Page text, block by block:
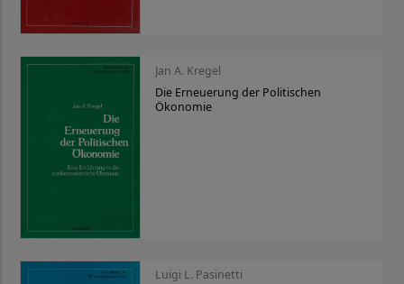
Jan A. Kregel
Die Erneuerung der Politischen
Ökonomie
Luigi L. Pasinetti